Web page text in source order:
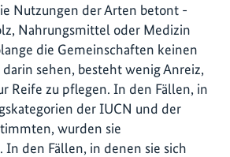
Nutzungen der Arten betont -
Nahrungsmittel oder Medizin
die Gemeinschaften keinen
sehen, besteht wenig Anreiz,
Reife zu pflegen. In den Fällen, in
der IUCN und der
wurden sie
In den Fällen, in denen sie sich